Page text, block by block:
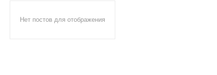
Нет постов для отображения